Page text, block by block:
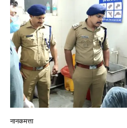
नानकमत्ता